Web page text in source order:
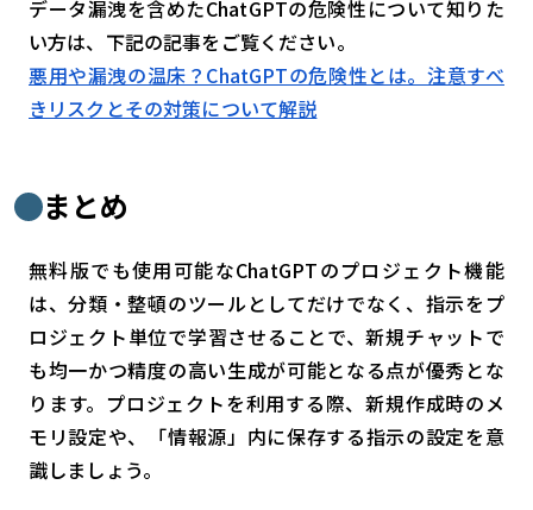
データ漏洩を含めたChatGPTの危険性について知りた
い方は、下記の記事をご覧ください。
悪用や漏洩の温床？ChatGPTの危険性とは。注意すべ
きリスクとその対策について解説
まとめ
無料版でも使用可能なChatGPTのプロジェクト機能
は、分類・整頓のツールとしてだけでなく、指示をプ
ロジェクト単位で学習させることで、新規チャットで
も均一かつ精度の高い生成が可能となる点が優秀とな
ります。プロジェクトを利用する際、新規作成時のメ
モリ設定や、「情報源」内に保存する指示の設定を意
識しましょう。